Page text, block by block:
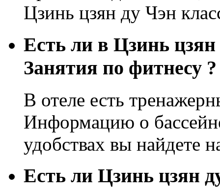
Цзинь цзян ду Чэн
Есть ли в Цзинь цзян
Занятия по фитнесу ?
В отеле есть
Информацию о
удобствах вы найдете
Eсть ли Цзинь цзян